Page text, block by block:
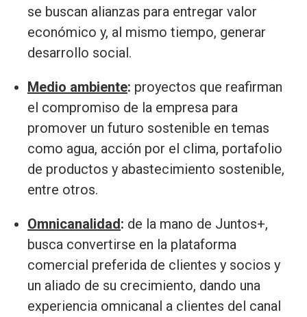
se buscan alianzas para entregar valor
económico y, al mismo tiempo, generar
desarrollo social.
Medio ambiente: proyectos que reafirman
el compromiso de la empresa para
promover un futuro sostenible en temas
como agua, acción por el clima, portafolio
de productos y abastecimiento sostenible,
entre otros.
Omnicanalidad: de la mano de Juntos+,
busca convertirse en la plataforma
comercial preferida de clientes y socios y
un aliado de su crecimiento, dando una
experiencia omnicanal a clientes del canal